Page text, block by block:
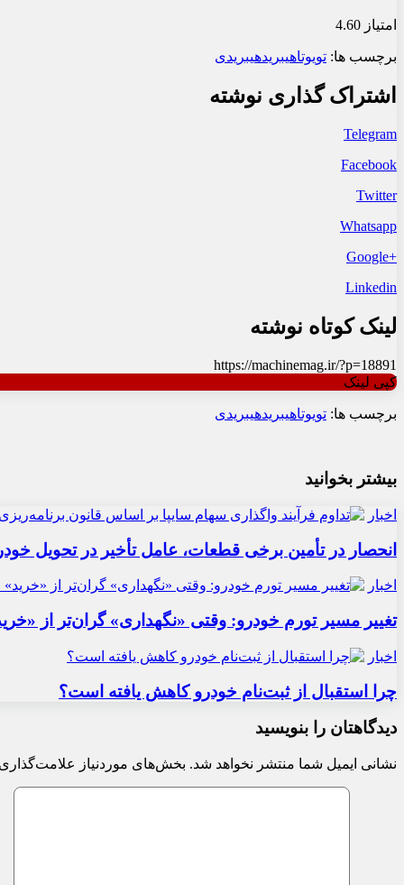
امتیاز 4.60
برچسب ها: تویوتاهیبریدهیبریدی
اشتراک گذاری نوشته
Telegram
Facebook
Twitter
Whatsapp
+Google
Linkedin
لینک کوتاه نوشته
https://machinemag.ir/?p=18891
کپی لینک
برچسب ها: تویوتاهیبریدهیبریدی
بیشتر بخوانید
اخبار
انحصار در تأمین برخی قطعات، عامل تأخیر در تحویل
اخبار
تغییر مسیر تورم خودرو: وقتی «نگهداری» گران‌تر از
اخبار
چرا استقبال از ثبت‌نام خودرو کاهش یافته است؟
دیدگاهتان را بنویسید
نشانی ایمیل شما منتشر نخواهد شد. بخش‌های موردنیاز